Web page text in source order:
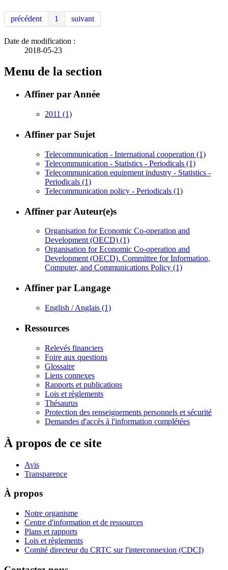
précédent 1 suivant
Date de modification :
2018-05-23
Menu de la section
Affiner par Année
2011 (1)
Affiner par Sujet
Telecommunication - International cooperation (1)
Telecommunication - Statistics - Periodicals (1)
Telecommunication equipment industry - Statistics -
Periodicals (1)
Telecommunication policy - Periodicals (1)
Affiner par Auteur(e)s
Organisation for Economic Co-operation and
Development (OECD) (1)
Organisation for Economic Co-operation and
Development (OECD). Committee for Information,
Computer, and Communications Policy (1)
Affiner par Langage
English / Anglais (1)
Ressources
Relevés financiers
Foire aux questions
Glossaire
Liens connexes
Rapports et publications
Lois et règlements
Thésaurus
Protection des renseignements personnels et sécurité
Demandes d'accès à l'information complétées
À propos de ce site
Avis
Transparence
À propos
Notre organisme
Centre d'information et de ressources
Plans et rapports
Lois et règlements
Comité directeur du CRTC sur l'interconnexion (CDCI)